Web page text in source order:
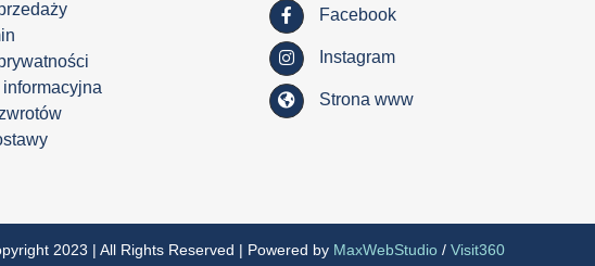
Facebook
Instagram
Strona www
2023 | All Rights Reserved | Powered by MaxWebStudio/ Visit360